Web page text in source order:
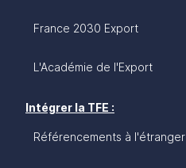
France 2030 Export
L'Académie de l'Export
Intégrer la TFE :
Référencements à l'étranger